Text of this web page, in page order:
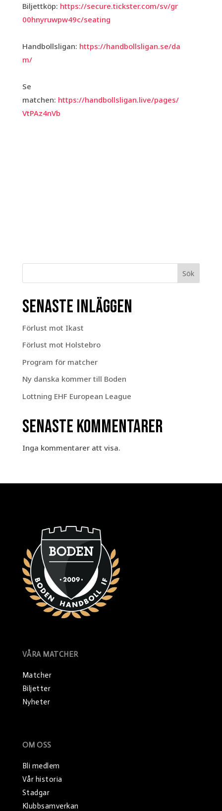
Biljettköp: https://secure.tickster.com/sv/gr
00hnyruwpw49c/seating
Handbollsligan: https://handbollsligan.se/da
m/
Se
matchen: https://handbollsligan.live/pages/
VtPAz4nVb
Sök
Senaste inläggen
Förlust mot Ikast
Förlust mot Holstebro
Program för matcher
Ny danska kommer till Boden
Lottning EHF European League
Senaste kommentarer
Inga kommentarer att visa.
VÅRA MATCHER
Matcher
Biljetter
Nyheter
OM OSS
Bli medlem
Vår historia
Stadgar
Klubbsamverkan